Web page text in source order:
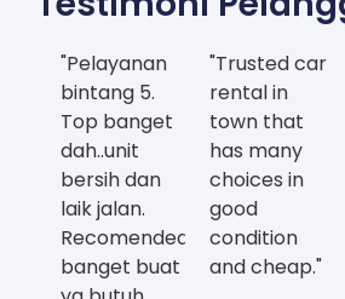
"Pelayanan
bintang 5.
Top banget
dah..unit
bersih dan
laik jalan.
Recomended
banget buat
"Trusted car
rental in
town that
has many
choices in
good
condition
and cheap."